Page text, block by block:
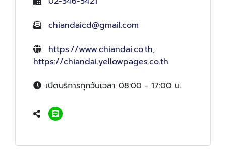
chiandaicd@gmail.com
https://www.chiandai.co.th,
https://chiandai.yellowpages.co.th
เปิดบริการทุกวันเวลา 08:00 - 17:00 น.